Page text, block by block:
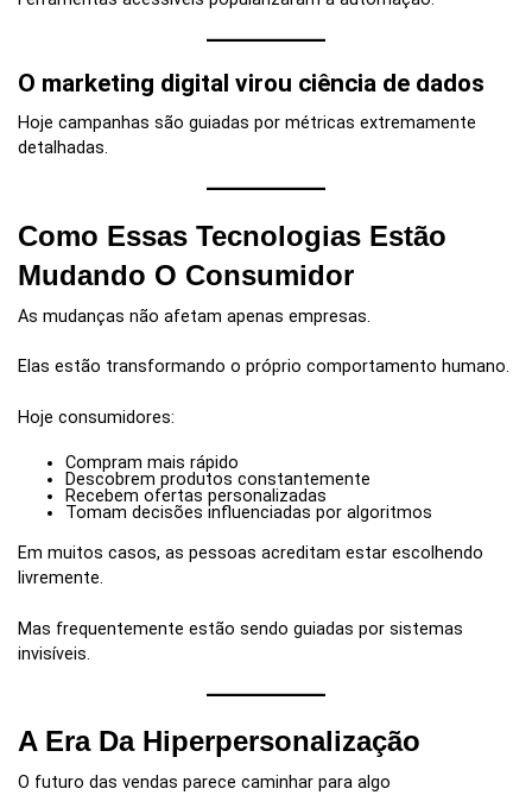
O marketing digital virou ciência de dados
Hoje campanhas são guiadas por métricas extremamente
detalhadas.
Como Essas Tecnologias Estão
Mudando O Consumidor
As mudanças não afetam apenas empresas.
Elas estão transformando o próprio comportamento humano.
Hoje consumidores:
Compram mais rápido
Descobrem produtos constantemente
Recebem ofertas personalizadas
Tomam decisões influenciadas por algoritmos
Em muitos casos, as pessoas acreditam estar escolhendo
livremente.
Mas frequentemente estão sendo guiadas por sistemas
invisíveis.
A Era Da Hiperpersonalização
O futuro das vendas parece caminhar para algo